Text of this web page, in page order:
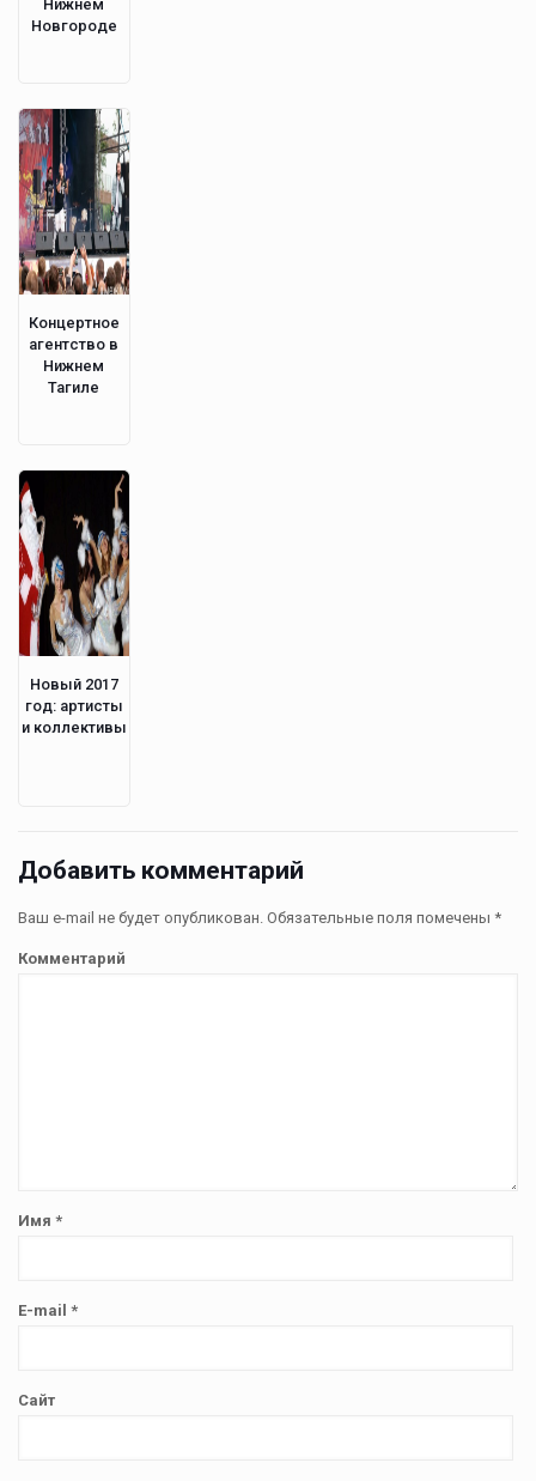
Нижнем
Новгороде
Концертное
агентство в
Нижнем
Тагиле
Новый 2017
год: артисты
и коллективы
Добавить комментарий
Ваш e-mail не будет опубликован. Обязательные поля помечены *
Комментарий
Имя *
E-mail *
Сайт